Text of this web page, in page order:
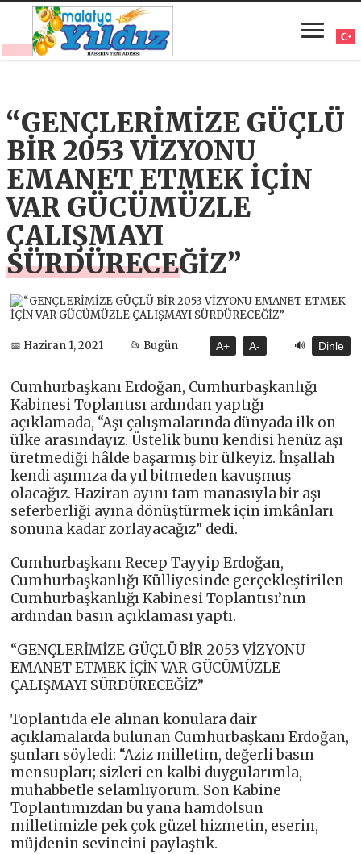
“GENÇLERİMİZE GÜÇLÜ
BİR 2053 VİZYONU
EMANET ETMEK İÇİN
VAR GÜCÜMÜZLE
ÇALIŞMAYI
SÜRDÜRECEĞİZ”
📅 Haziran 1, 2021 📂 Bugün A+ A- 🔊 Dinle
Cumhurbaşkanı Erdoğan, Cumhurbaşkanlığı
Kabinesi Toplantısı ardından yaptığı
açıklamada, “Aşı çalışmalarında dünyada ilk on
ülke arasındayız. Üstelik bunu kendisi henüz aşı
üretmediği hâlde başarmış bir ülkeyiz. İnşallah
kendi aşımıza da yıl bitmeden kavuşmuş
olacağız. Haziran ayını tam manasıyla bir aşı
seferberliği ayına dönüştürmek için imkânları
sonuna kadar zorlayacağız” dedi.
Cumhurbaşkanı Recep Tayyip Erdoğan,
Cumhurbaşkanlığı Külliyesinde gerçekleştirilen
Cumhurbaşkanlığı Kabinesi Toplantısı’nın
ardından basın açıklaması yaptı.
“GENÇLERİMİZE GÜÇLÜ BİR 2053 VİZYONU
EMANET ETMEK İÇİN VAR GÜCÜMÜZLE
ÇALIŞMAYI SÜRDÜRECEĞİZ”
Toplantıda ele alınan konulara dair
açıklamalarda bulunan Cumhurbaşkanı Erdoğan,
şunları söyledi: “Aziz milletim, değerli basın
mensupları; sizleri en kalbi duygularımla,
muhabbetle selamlıyorum. Son Kabine
Toplantımızdan bu yana hamdolsun
milletimizle pek çok güzel hizmetin, eserin,
müjdenin sevincini paylaştık.